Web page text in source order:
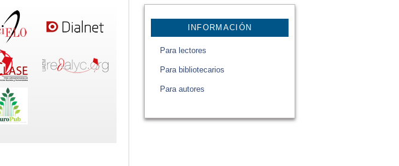
INFORMACIÓN
Para lectores
Para bibliotecarios
Para autores